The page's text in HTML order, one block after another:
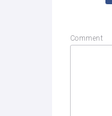
Comment